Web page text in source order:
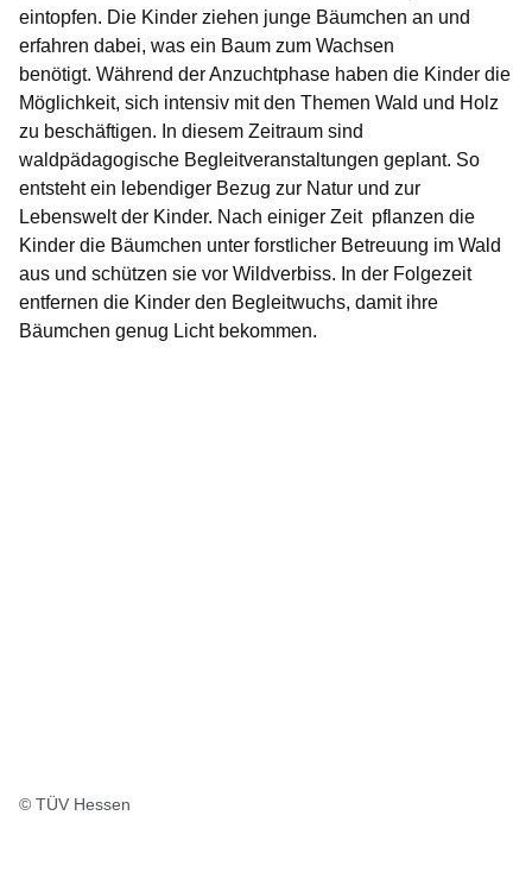
eintopfen. Die Kinder ziehen junge Bäumchen an und
erfahren dabei, was ein Baum zum Wachsen
benötigt. Während der Anzuchtphase haben die Kinder die
Möglichkeit, sich intensiv mit den Themen Wald und Holz
zu beschäftigen. In diesem Zeitraum sind
waldpädagogische Begleitveranstaltungen geplant. So
entsteht ein lebendiger Bezug zur Natur und zur
Lebenswelt der Kinder. Nach einiger Zeit pflanzen die
Kinder die Bäumchen unter forstlicher Betreuung im Wald
aus und schützen sie vor Wildverbiss. In der Folgezeit
entfernen die Kinder den Begleitwuchs, damit ihre
Bäumchen genug Licht bekommen.
© TÜV Hessen